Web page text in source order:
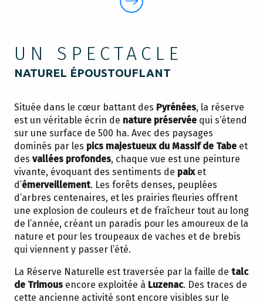
UN SPECTACLE
NATUREL ÉPOUSTOUFLANT
Située dans le cœur battant des Pyrénées, la réserve
est un véritable écrin de nature préservée qui s’étend
sur une surface de 500 ha. Avec des paysages
dominés par les pics majestueux du Massif de Tabe et
des vallées profondes, chaque vue est une peinture
vivante, évoquant des sentiments de paixet
d’émerveillement. Les forêts denses, peuplées
d’arbres centenaires, et les prairies fleuries offrent
une explosion de couleurs et de fraîcheur tout au long
de l’année, créant un paradis pour les amoureux de la
nature et pour les troupeaux de vaches et de brebis
qui viennent y passer l’été.
La Réserve Naturelle est traversée par la faille de talc
de Trimous encore exploitée à Luzenac. Des traces de
cette ancienne activité sont encore visibles sur le